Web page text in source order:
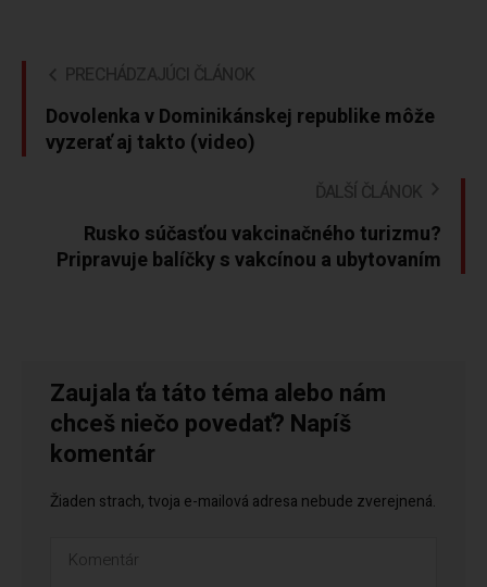
PRECHÁDZAJÚCI ČLÁNOK
Dovolenka v Dominikánskej republike môže
vyzerať aj takto (video)
ĎALŠÍ ČLÁNOK
Rusko súčasťou vakcinačného turizmu?
Pripravuje balíčky s vakcínou a ubytovaním
Zaujala ťa táto téma alebo nám
chceš niečo povedať? Napíš
komentár
Žiaden strach, tvoja e-mailová adresa nebude zverejnená.